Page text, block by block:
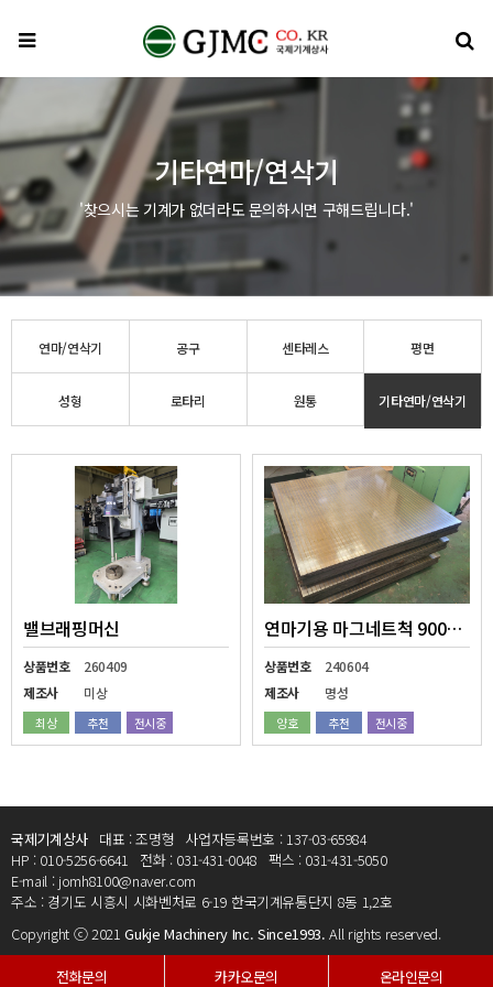
메뉴
전화문의 카카오문의 온라인문의
기타연마/연삭기
'찾으시는 기계가 없더라도 문의하시면 구해드립니다.'
연마/연삭기 공구 센타레스 평면
성형 로타리 원통 기타연마/연삭기
밸브래핑머신
상품번호
260409
제조사
미상
최상 추천 전시중
연마기용 마그네트척 900X900
상품번호
240604
제조사
명성
양호 추천 전시중
국제기계상사 대표 : 조명형 사업자등록번호 : 137-03-65984
HP : 010-5256-6641
전화 : 031-431-0048 팩스 : 031-431-5050
E-mail : jomh8100@naver.com
주소 : 경기도 시흥시 시화벤처로 6-19 한국기계유통단지 8동 1,2호
Copyright ⓒ 2021Gukje Machinery Inc. Since1993. All rights reserved.